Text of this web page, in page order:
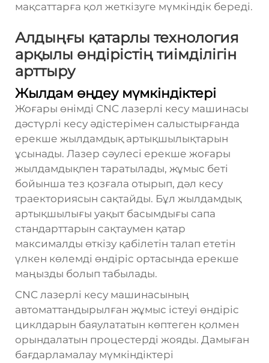
мақсаттарға қол жеткізуге мүмкіндік береді.
Алдыңғы қатарлы технология
арқылы өндірістің тиімділігін
арттыру
Жылдам өңдеу мүмкіндіктері
Жоғары өнімді CNC лазерлі кесу машинасы
дәстүрлі кесу әдістерімен салыстырғанда
ерекше жылдамдық артықшылықтарын
ұсынады. Лазер сәулесі ерекше жоғары
жылдамдықпен таратылады, жұмыс беті
бойынша тез қозғала отырып, дәл кесу
траекториясын сақтайды. Бұл жылдамдық
артықшылығы уақыт басымдығы сапа
стандарттарын сақтаумен қатар
максималды өткізу қабілетін талап ететін
үлкен көлемді өндіріс ортасында ерекше
маңызды болып табылады.
CNC лазерлі кесу машинасының
автоматтандырылған жұмыс істеуі өндіріс
циклдарын баяулататын көптеген қолмен
орындалатын процестерді жояды. Дамыған
бағдарламалау мүмкіндіктері